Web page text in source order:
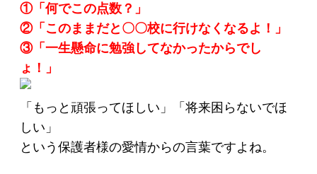
①「何でこの点数？」
②「このままだと〇〇校に行けなくなるよ！」
③「一生懸命に勉強してなかったからでし
ょ！」
「もっと頑張ってほしい」「将来困らないでほ
しい」
という保護者様の愛情からの言葉ですよね。